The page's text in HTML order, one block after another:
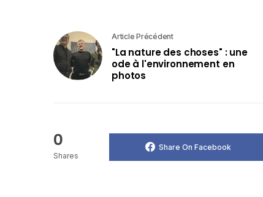
Article Précédent
"La nature des choses" : une
ode à l'environnement en
photos
0
Shares
Share On Facebook